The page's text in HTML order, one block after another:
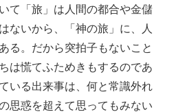
て「旅」は人間の都合や金儲
ないから、「神の旅」に、人
る。だから突拍子もないこと
は慌てふためきもするのであ
いる出来事は、何と常識外れ
思惑を超えて思ってもみない